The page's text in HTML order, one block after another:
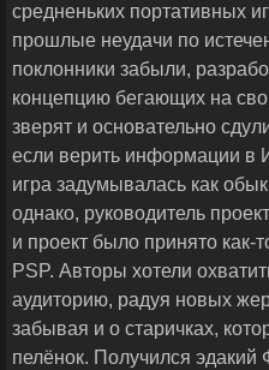
средненьких портативных
прошлые неудачи по
поклонники забыли,
концепцию бегающих на
зверят и основательно
если верить информации в
игра задумывалась как
однако, руководитель
и проект было принято как-
PSP. Авторы хотели
аудиторию, радуя новых
забывая и о старичках,
пелёнок. Получился эдакий